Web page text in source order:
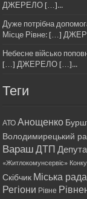
ДЖЕРЕЛО […]...
Дуже потрібна
Місце Рівне: […]
Небесне військо
[…] ДЖЕРЕЛО […]...
Теги
АТО Анощенко
Володимирецький
Вараш ДТП
«Житлокомунсервіс»
Скібчик Міська рада
Регіони Рівне